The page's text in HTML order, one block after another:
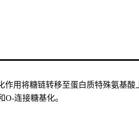
作用将糖链转移至蛋白质特殊氨基
连接糖基化。